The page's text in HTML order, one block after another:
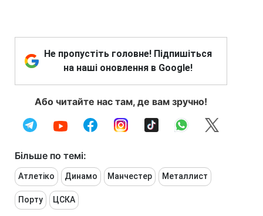
Не пропустіть головне! Підпишіться
на наші оновлення в Google!
Або читайте нас там, де вам зручно!
Більше по темі:
Атлетіко Динамо Манчестер Металлист
Порту ЦСКА